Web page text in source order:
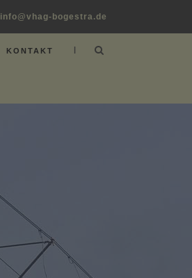
info@vhag-bogestra.de
KONTAKT |